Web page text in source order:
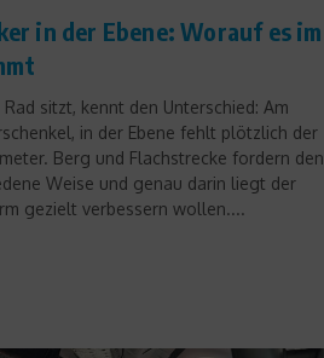
in der Ebene: Worauf es im
sitzt, kennt den Unterschied: Am
in der Ebene fehlt plötzlich der
Berg und Flachstrecke fordern den
Weise und genau darin liegt der
gezielt verbessern wollen....